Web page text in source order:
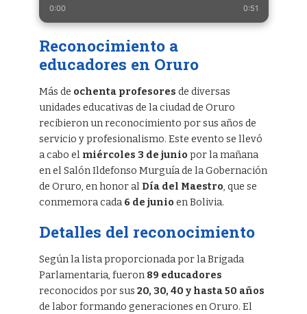
0:00 0:51
Reconocimiento a
educadores en Oruro
Más de ochenta profesores de diversas
unidades educativas de la ciudad de Oruro
recibieron un reconocimiento por sus años de
servicio y profesionalismo. Este evento se llevó
a cabo el miércoles 3 de junio por la mañana
en el Salón Ildefonso Murguía de la Gobernación
de Oruro, en honor al Día del Maestro, que se
conmemora cada 6 de junio en Bolivia.
Detalles del reconocimiento
Según la lista proporcionada por la Brigada
Parlamentaria, fueron 89 educadores
reconocidos por sus 20, 30, 40 y hasta 50 años
de labor formando generaciones en Oruro. El